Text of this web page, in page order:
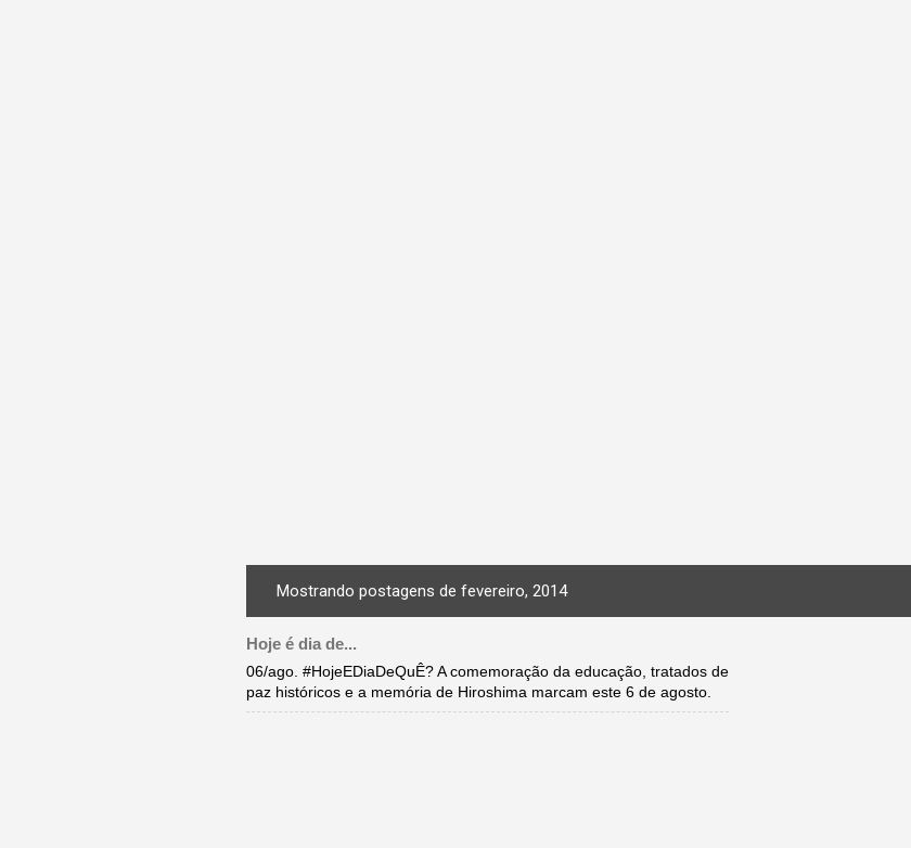
Mostrando postagens de fevereiro, 2014
Hoje é dia de...
06/ago. #HojeEDiaDeQuÊ? A comemoração da educação, tratados de
paz históricos e a memória de Hiroshima marcam este 6 de agosto.